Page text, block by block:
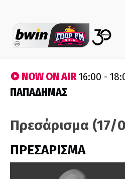
NOW ON AIR16:00 -
ΠΑΠΑΔΗΜΑΣ
Πρεσάρισμα (17/
ΠΡΕΣΑΡΙΣΜΑ